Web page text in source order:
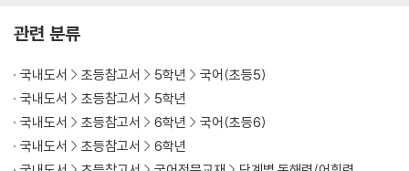
관련 분류
국내도서 초등참고서 5학년
국어(초등5)
국내도서
초등참고서
5학년
국내도서
초등참고서 6학년
국어(초등6)
국내도서
초등참고서
6학년